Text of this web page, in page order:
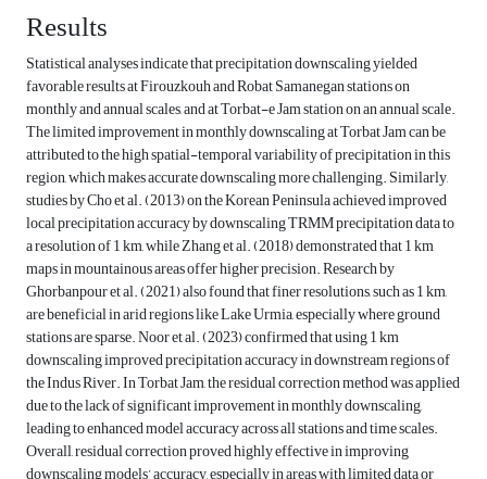
Results
Statistical analyses indicate that precipitation downscaling yielded
favorable results at Firouzkouh and Robat Samanegan stations on
monthly and annual scales, and at Torbat-e Jam station on an annual scale.
The limited improvement in monthly downscaling at Torbat Jam can be
attributed to the high spatial-temporal variability of precipitation in this
region, which makes accurate downscaling more challenging. Similarly,
studies by Cho et al. (2013) on the Korean Peninsula achieved improved
local precipitation accuracy by downscaling TRMM precipitation data to
a resolution of 1 km, while Zhang et al. (2018) demonstrated that 1 km
maps in mountainous areas offer higher precision. Research by
Ghorbanpour et al. (2021) also found that finer resolutions, such as 1 km,
are beneficial in arid regions like Lake Urmia, especially where ground
stations are sparse. Noor et al. (2023) confirmed that using 1 km
downscaling improved precipitation accuracy in downstream regions of
the Indus River. In Torbat Jam, the residual correction method was applied
due to the lack of significant improvement in monthly downscaling,
leading to enhanced model accuracy across all stations and time scales.
Overall, residual correction proved highly effective in improving